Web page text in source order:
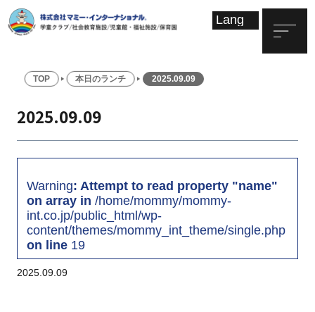
TOP 本日のランチ 2025.09.09
2025.09.09
Warning: Attempt to read property "name"
on array in /home/mommy/mommy-
int.co.jp/public_html/wp-
content/themes/mommy_int_theme/single.php
on line 19
2025.09.09